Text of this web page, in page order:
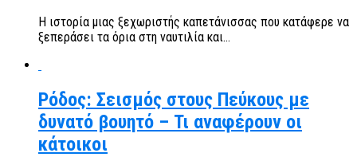
Η ιστορία μιας ξεχωριστής καπετάνισσας που κατάφερε να
ξεπεράσει τα όρια στη ναυτιλία και...
Ρόδος: Σεισμός στους Πεύκους με
δυνατό βουητό – Τι αναφέρουν οι
κάτοικοι